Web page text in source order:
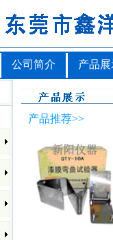
公司简介 产品
产品推荐>>